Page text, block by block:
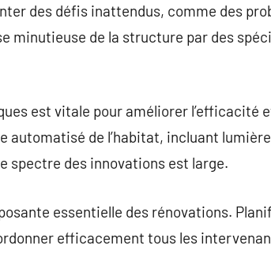
des défis inattendus, comme des
minutieuse de la structure par des
est vitale pour améliorer l’efficacité
automatisé de l’habitat, incluant
spectre des innovations est large.
essentielle des rénovations.
efficacement tous les